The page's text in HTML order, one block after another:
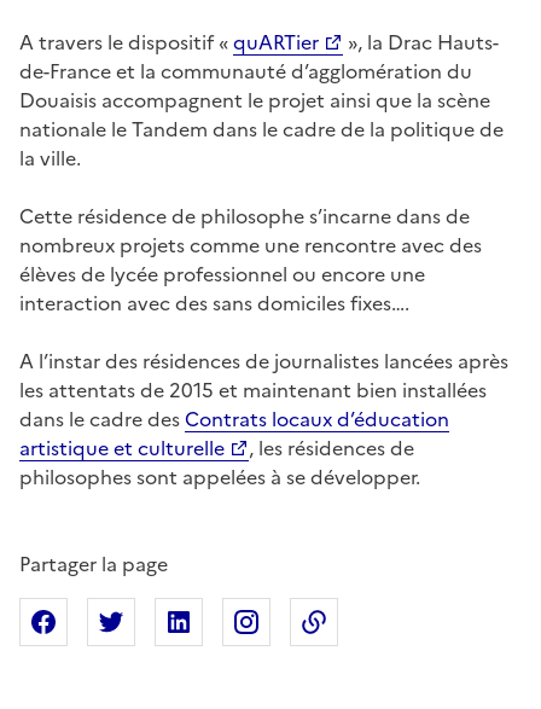
A travers le dispositif «quARTier
», la Drac Hauts-
de-France et la communauté d’agglomération du
Douaisis accompagnent le projet ainsi que la scène
nationale le Tandem dans le cadre de la politique de
la ville.
Cette résidence de philosophe s’incarne dans de
nombreux projets comme une rencontre avec des
élèves de lycée professionnel ou encore une
interaction avec des sans domiciles fixes….
A l’instar des résidences de journalistes lancées après
les attentats de 2015 et maintenant bien installées
dans le cadre desContrats locaux d’éducation
artistique et culturelle
, les résidences de
philosophes sont appelées à se développer.
Partager la page
Partager sur Facebook
Partager sur XPartager sur Linkedin
Partager sur Instagram